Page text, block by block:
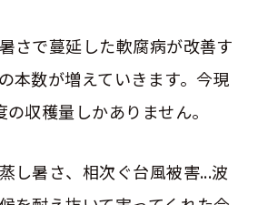
さで蔓延した軟腐病が改善す
本数が増えていきます。今現
収穫量しかありません。
し暑さ、相次ぐ台風被害...波